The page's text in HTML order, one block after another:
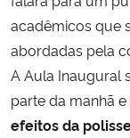
acadêmicos que
abordadas pela
A Aula Inaugural
parte da manhã e
efeitos da